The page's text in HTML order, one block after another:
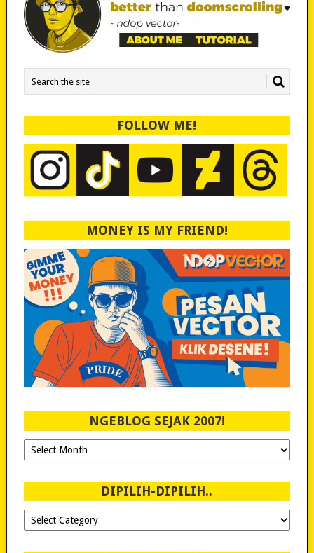
FOLLOW ME!
MONEY IS MY FRIEND!
NGEBLOG SEJAK 2007!
Ngeblog
Sejak
DIPILIH-DIPILIH..
Dipilih-
dipilih..